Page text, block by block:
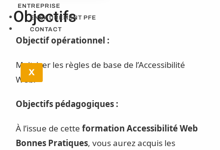
ENTREPRISE
ENCADREMENT PFE
CONTACT
X
Objectifs
Objectif opérationnel :
Maitriser les règles de base de l’Accessibilité
Web.
Objectifs pédagogiques :
À l’issue de cette formation Accessibilité Web
Bonnes Pratiques, vous aurez acquis les